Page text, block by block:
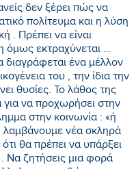
δεν ξέρει πώς να
πολίτευμα και η λύση
. Πρέπει να είναι
όμως εκτραχύνεται …
ένα μέλλον
του , την ίδια την
θυσίες. Το λάθος της
για να προχωρήσει στην
στην κοινωνία : «ή
λαμβάνουμε νέα σκληρά
θα πρέπει να υπάρξει
Να ζητήσεις μια φορά